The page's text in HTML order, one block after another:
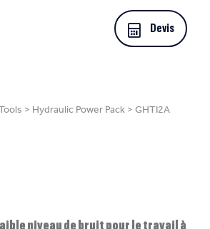
Devis
> Hydraulic Power Pack> GHTI2A
niveau de bruit pour le travail à